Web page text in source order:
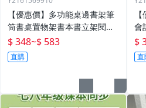
【優惠價】多功能桌邊書架筆
筒書桌置物架書本書立架閱讀
架桌面神器整理
$ 348~$ 583
直購
會
機
$
直